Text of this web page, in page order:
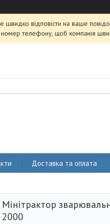
відповісти на ваше
номер телефону, щоб компанія
Доставка та оплата
Мінітрактор
2000